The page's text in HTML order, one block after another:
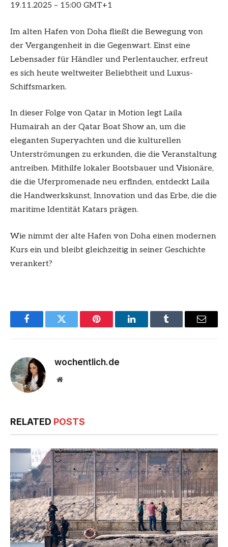
19.11.2025 – 15:00 GMT+1
Im alten Hafen von Doha fließt die Bewegung von
der Vergangenheit in die Gegenwart. Einst eine
Lebensader für Händler und Perlentaucher, erfreut
es sich heute weltweiter Beliebtheit und Luxus-
Schiffsmarken.
In dieser Folge von Qatar in Motion legt Laila
Humairah an der Qatar Boat Show an, um die
eleganten Superyachten und die kulturellen
Unterströmungen zu erkunden, die die Veranstaltung
antreiben. Mithilfe lokaler Bootsbauer und Visionäre,
die die Uferpromenade neu erfinden, entdeckt Laila
die Handwerkskunst, Innovation und das Erbe, die die
maritime Identität Katars prägen.
Wie nimmt der alte Hafen von Doha einen modernen
Kurs ein und bleibt gleichzeitig in seiner Geschichte
verankert?
FacebookTwitter Pinterest LinkedInTumblr Email
wochentlich.de
Website
RELATED POSTS